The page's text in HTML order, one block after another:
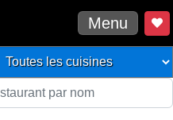
Menu